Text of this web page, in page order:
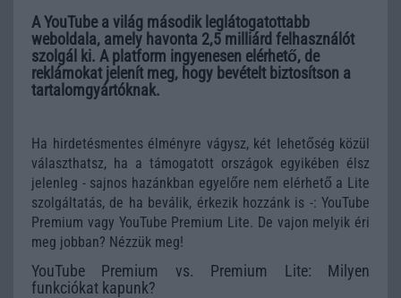
A YouTube a világ második leglátogatottabb
weboldala, amely havonta 2,5 milliárd felhasználót
szolgál ki. A platform ingyenesen elérhető, de
reklámokat jelenít meg, hogy bevételt biztosítson a
tartalomgyártóknak.
Ha hirdetésmentes élményre vágysz, két lehetőség közül
választhatsz, ha a támogatott országok egyikében élsz
jelenleg - sajnos hazánkban egyelőre nem elérhető a Lite
szolgáltatás, de ha beválik, érkezik hozzánk is -: YouTube
Premium vagy YouTube Premium Lite. De vajon melyik éri
meg jobban? Nézzük meg!
YouTube Premium vs. Premium Lite: Milyen
funkciókat kapunk?